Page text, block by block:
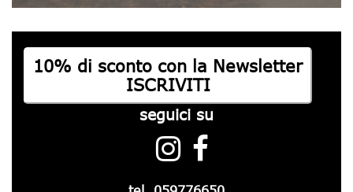
10% di sconto con la Newsletter
ISCRIVITI
seguici su